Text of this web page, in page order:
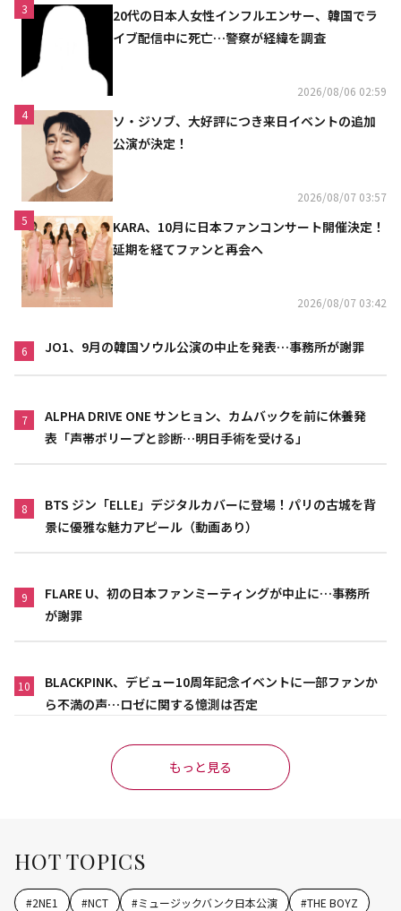
3
20代の日本人女性インフルエンサー、韓国でラ
イブ配信中に死亡…警察が経緯を調査
2026/08/06 02:59
4
ソ・ジソブ、大好評につき来日イベントの追加
公演が決定！
2026/08/07 03:57
5
KARA、10月に日本ファンコンサート開催決定！
延期を経てファンと再会へ
2026/08/07 03:42
6 JO1、9月の韓国ソウル公演の中止を発表…事務所が謝罪
7
ALPHA DRIVE ONE サンヒョン、カムバックを前に休養発
表「声帯ポリープと診断…明日手術を受ける」
8
BTS ジン「ELLE」デジタルカバーに登場！パリの古城を背
景に優雅な魅力アピール（動画あり）
9
FLARE U、初の日本ファンミーティングが中止に…事務所
が謝罪
10
BLACKPINK、デビュー10周年記念イベントに一部ファンか
ら不満の声…ロゼに関する憶測は否定
もっと見る
HOT TOPICS
#2NE1 #NCT #ミュージックバンク日本公演 #THE BOYZ